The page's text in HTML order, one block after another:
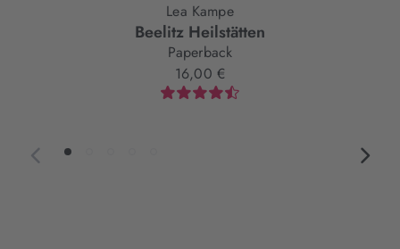
Lea Kampe
Beelitz Heilstätten
Paperback
16,00 €